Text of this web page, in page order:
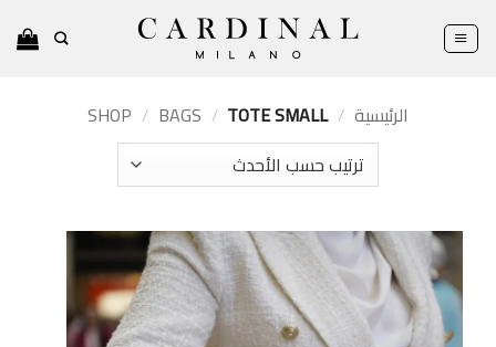
للمحتوى
الرئيسية /
SHOP / BAGS / TOTE SMALL